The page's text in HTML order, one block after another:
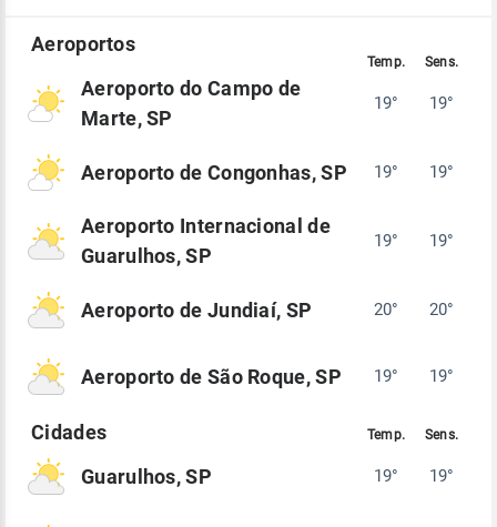
Aeroporto do Campo de
Marte, SP
19° 19°
Aeroporto de Congonhas, SP 19° 19°
Aeroporto Internacional de
Guarulhos, SP
19° 19°
Aeroporto de Jundiaí, SP 20° 20°
Aeroporto de São Roque, SP 19° 19°
Guarulhos, SP 19° 19°